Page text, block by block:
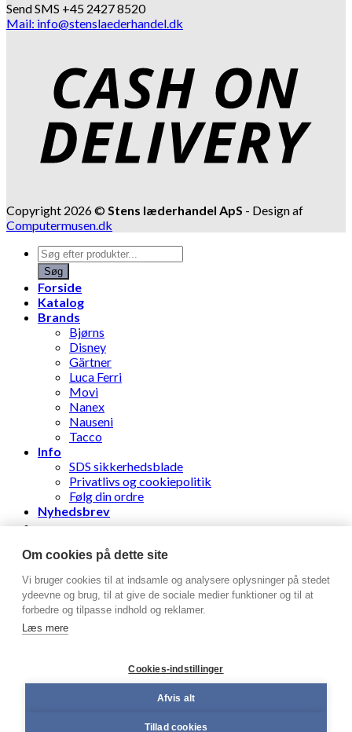
Send SMS +45 2427 8520
Mail: info@stenslaederhandel.dk
Copyright 2026 © Stens læderhandel ApS - Design af
Computermusen.dk
Products
search
Søg
Forside
Katalog
Brands
Bjørns
Disney
Gärtner
Luca Ferri
Movi
Nanex
Nauseni
Tacco
Info
SDS sikkerhedsblade
Privatlivs og cookiepolitik
Følg din ordre
Nyhedsbrev
Log ind
Brugernavn eller e-mailadresse*
Om cookies på dette site
Vi bruger cookies til at indsamle og analysere oplysninger på stedet
ydeevne og brug, til at give de sociale medier funktioner og til at
forbedre og tilpasse indhold og reklamer.
Læs mere
Cookies-indstillinger
Afvis alt
Tillad cookies